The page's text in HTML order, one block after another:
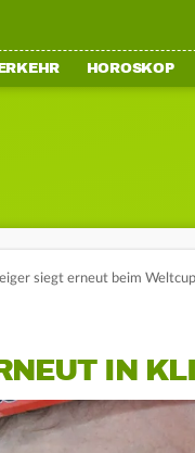
HOROSKOP
siegt erneut beim
IN